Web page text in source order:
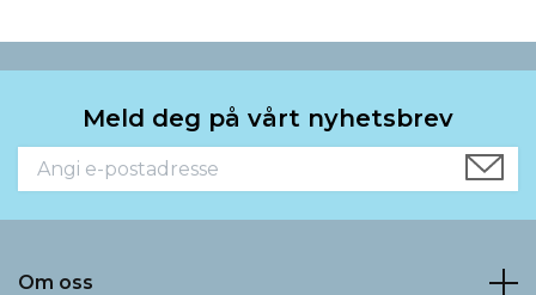
Meld deg på vårt nyhetsbrev
Om oss